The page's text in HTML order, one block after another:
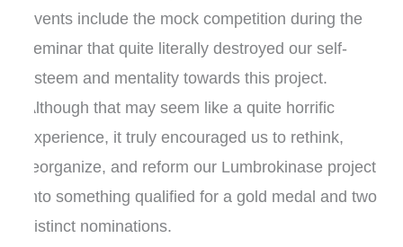
events include the mock competition during the
seminar that quite literally destroyed our self-
esteem and mentality towards this project.
Although that may seem like a quite horrific
experience, it truly encouraged us to rethink,
reorganize, and reform our Lumbrokinase project
into something qualified for a gold medal and two
distinct nominations.